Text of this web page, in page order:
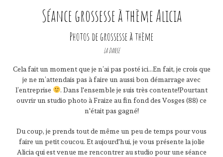
Séance grossesse à thème Alicia
Photos de grossesse à thème
LA DANSE
Cela fait un moment que je n’ai pas posté ici…En fait, je crois que
je ne m’attendais pas à faire un aussi bon démarrage avec
l’entreprise
. Dans l'ensemble je suis très contente!Pourtant
ouvrir un studio photo à Fraize au fin fond des Vosges (88) ce
n'était pas gagné!
Du coup, je prends tout de même un peu de temps pour vous
faire un petit coucou. Et aujourd'hui, je vous présente la jolie
Alicia qui est venue me rencontrer au studio pour une séance